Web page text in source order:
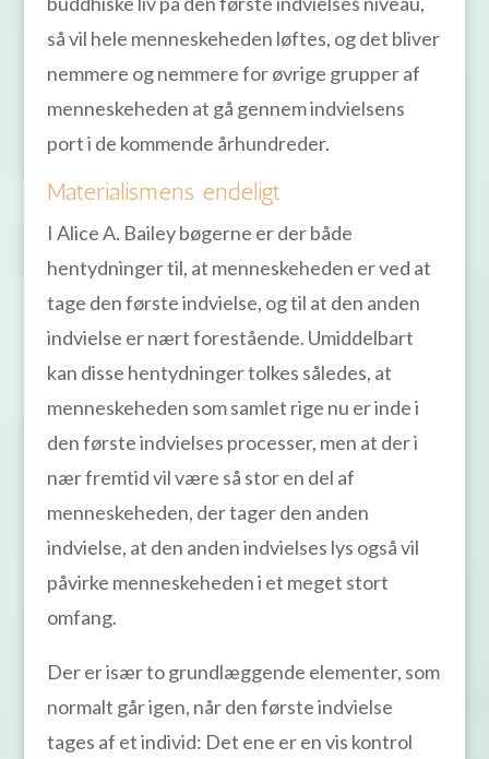
så vil hele menneskeheden løftes, og det bliver
nemmere og nemmere for øvrige grupper af
menneskeheden at gå gennem indvielsens
port i de kommende århundreder.
Materialismens endeligt
I Alice A. Bailey bøgerne er der både
hentydninger til, at menneskeheden er ved at
tage den første indvielse, og til at den anden
indvielse er nært forestående. Umiddelbart
kan disse hentydninger tolkes således, at
menneskeheden som samlet rige nu er inde i
den første indvielses processer, men at der i
nær fremtid vil være så stor en del af
menneskeheden, der tager den anden
indvielse, at den anden indvielses lys også vil
påvirke menneskeheden i et meget stort
omfang.
Der er især to grundlæggende elementer, som
normalt går igen, når den første indvielse
tages af et individ: Det ene er en vis kontrol